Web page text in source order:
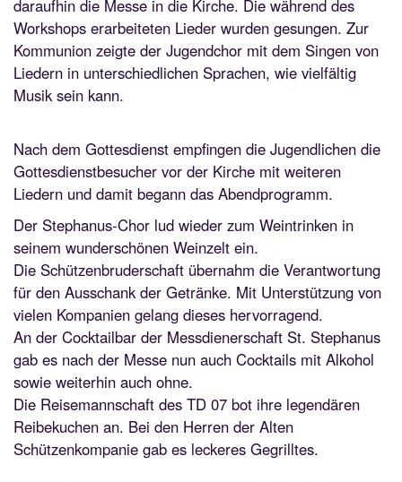
daraufhin die Messe in die Kirche. Die während des
Workshops erarbeiteten Lieder wurden gesungen. Zur
Kommunion zeigte der Jugendchor mit dem Singen von
Liedern in unterschiedlichen Sprachen, wie vielfältig
Musik sein kann.
Nach dem Gottesdienst empfingen die Jugendlichen die
Gottesdienstbesucher vor der Kirche mit weiteren
Liedern und damit begann das Abendprogramm.
Der Stephanus-Chor lud wieder zum Weintrinken in
seinem wunderschönen Weinzelt ein.
Die Schützenbruderschaft übernahm die Verantwortung
für den Ausschank der Getränke. Mit Unterstützung von
vielen Kompanien gelang dieses hervorragend.
An der Cocktailbar der Messdienerschaft St. Stephanus
gab es nach der Messe nun auch Cocktails mit Alkohol
sowie weiterhin auch ohne.
Die Reisemannschaft des TD 07 bot ihre legendären
Reibekuchen an. Bei den Herren der Alten
Schützenkompanie gab es leckeres Gegrilltes.